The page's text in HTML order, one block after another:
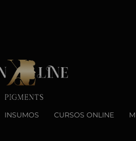
INSUMOS CURSOS ONLINE